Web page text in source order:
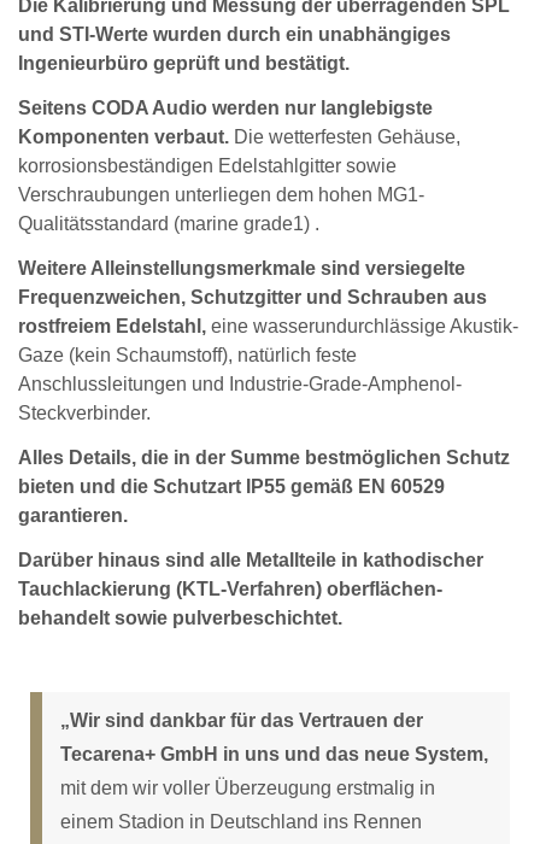
Die Kalibrierung und Messung der überragenden SPL
und STI-Werte wurden durch ein unabhängiges
Ingenieurbüro geprüft und bestätigt.
Seitens CODA Audio werden nur langlebigste
Komponenten verbaut. Die wetterfesten Gehäuse,
korrosionsbeständigen Edelstahlgitter sowie
Verschraubungen unterliegen dem hohen MG1-
Qualitätsstandard (marine grade1) .
Weitere Alleinstellungsmerkmale sind versiegelte
Frequenzweichen, Schutzgitter und Schrauben aus
rostfreiem Edelstahl, eine wasserundurchlässige Akustik-
Gaze (kein Schaumstoff), natürlich feste
Anschlussleitungen und Industrie-Grade-Amphenol-
Steckverbinder.
Alles Details, die in der Summe bestmöglichen Schutz
bieten und die Schutzart IP55 gemäß EN 60529
garantieren.
Darüber hinaus sind alle Metallteile in kathodischer
Tauchlackierung (KTL-Verfahren) oberflächen-
behandelt sowie pulverbeschichtet.
„Wir sind dankbar für das Vertrauen der
Tecarena+ GmbH in uns und das neue System,
mit dem wir voller Überzeugung erstmalig in
einem Stadion in Deutschland ins Rennen